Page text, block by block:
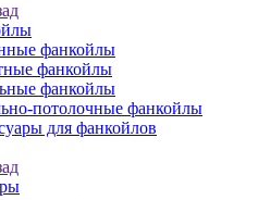
фанкойлы
фанкойлы
фанкойлы
потолочные фанкойлы
для фанкойлов